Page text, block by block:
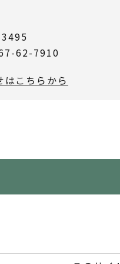
62-7910
はこちらから